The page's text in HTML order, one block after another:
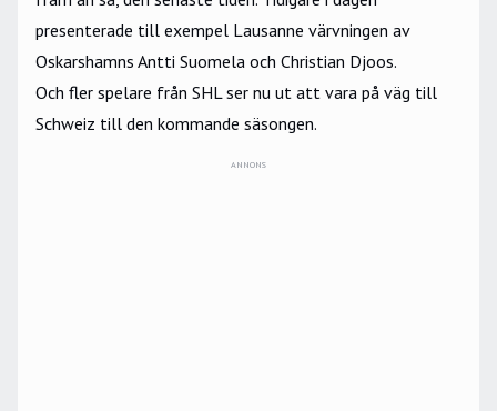
presenterade till exempel Lausanne värvningen av
Oskarshamns Antti Suomela och Christian Djoos.
Och fler spelare från SHL ser nu ut att vara på väg till
Schweiz till den kommande säsongen.
ANNONS